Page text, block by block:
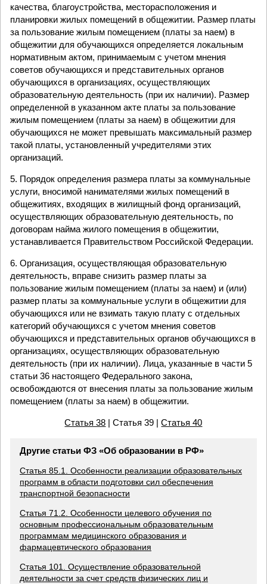
качества, благоустройства, месторасположения и
планировки жилых помещений в общежитии. Размер платы
за пользование жилым помещением (платы за наем) в
общежитии для обучающихся определяется локальным
нормативным актом, принимаемым с учетом мнения
советов обучающихся и представительных органов
обучающихся в организациях, осуществляющих
образовательную деятельность (при их наличии). Размер
определенной в указанном акте платы за пользование
жилым помещением (платы за наем) в общежитии для
обучающихся не может превышать максимальный размер
такой платы, установленный учредителями этих
организаций.
5. Порядок определения размера платы за коммунальные
услуги, вносимой нанимателями жилых помещений в
общежитиях, входящих в жилищный фонд организаций,
осуществляющих образовательную деятельность, по
договорам найма жилого помещения в общежитии,
устанавливается Правительством Российской Федерации.
6. Организация, осуществляющая образовательную
деятельность, вправе снизить размер платы за
пользование жилым помещением (платы за наем) и (или)
размер платы за коммунальные услуги в общежитии для
обучающихся или не взимать такую плату с отдельных
категорий обучающихся с учетом мнения советов
обучающихся и представительных органов обучающихся в
организациях, осуществляющих образовательную
деятельность (при их наличии). Лица, указанные в части 5
статьи 36 настоящего Федерального закона,
освобождаются от внесения платы за пользование жилым
помещением (платы за наем) в общежитии.
Статья 38 | Статья 39 |Статья 40
Другие статьи ФЗ «Об образовании в РФ»
Статья 85.1. Особенности реализации образовательных
программ в области подготовки сил обеспечения
транспортной безопасности
Статья 71.2. Особенности целевого обучения по
основным профессиональным образовательным
программам медицинского образования и
фармацевтического образования
Статья 101. Осуществление образовательной
деятельности за счет средств физических лиц и